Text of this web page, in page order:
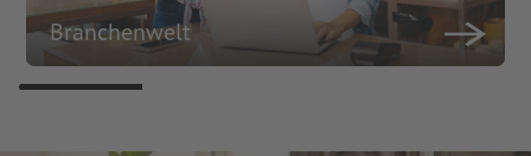
Branchenwelt